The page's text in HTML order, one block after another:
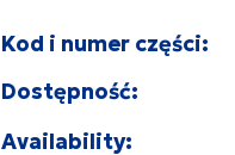
Kod i numer części:
Dostępność:
Availability: